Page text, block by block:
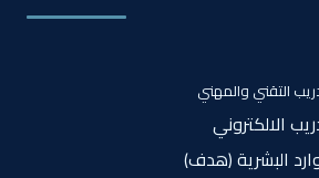
التقني والمهني
الالكتروني
البشرية (هدف)